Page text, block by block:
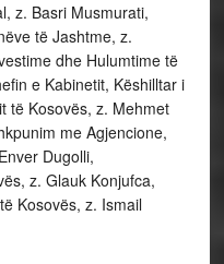
z. Basri Musmurati,
të Jashtme, z.
dhe Hulumtime të
e Kabinetit, Këshilltar i
të Kosovës, z. Mehmet
me Agjencione,
Dugolli,
z. Glauk Konjufca,
Kosovës, z. Ismail